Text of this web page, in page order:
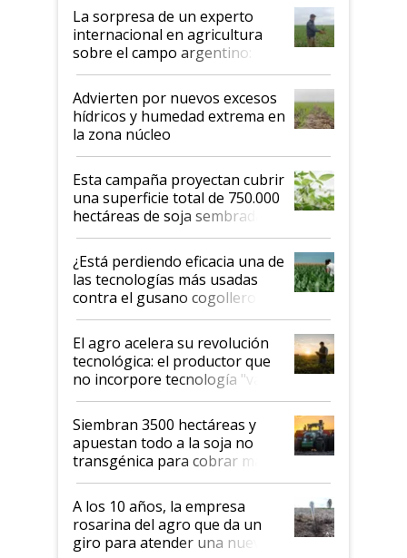
La sorpresa de un experto
internacional en agricultura
sobre el campo argentino:
"Estoy muy impresionado"
Advierten por nuevos excesos
hídricos y humedad extrema en
la zona núcleo
Esta campaña proyectan cubrir
una superficie total de 750.000
hectáreas de soja sembradas
con una nueva generación de
variedades que marcan un
salto tecnológico en genética y
rendimiento
¿Está perdiendo eficacia una de
las tecnologías más usadas
contra el gusano cogollero? El
desafío de una tecnología clave
El agro acelera su revolución
tecnológica: el productor que
no incorpore tecnología "va a
perder el tren"
Siembran 3500 hectáreas y
apuestan todo a la soja no
transgénica para cobrar más
por tonelada: compraron un
semillero
A los 10 años, la empresa
rosarina del agro que da un
giro para atender una nueva